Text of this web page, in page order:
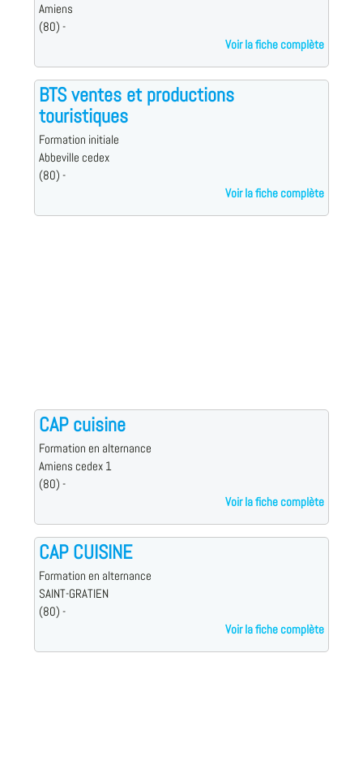
Amiens
(80) -
Voir la fiche complète
BTS ventes et productions
touristiques
Formation initiale
Abbeville cedex
(80) -
Voir la fiche complète
CAP cuisine
Formation en alternance
Amiens cedex 1
(80) -
Voir la fiche complète
CAP CUISINE
Formation en alternance
SAINT-GRATIEN
(80) -
Voir la fiche complète